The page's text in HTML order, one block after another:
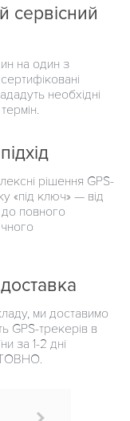
сервісний
на один з
необхідні
рішення GPS-
«під ключ» — від
повного
ми доставимо
GPS-трекерів в
за 1-2 дні